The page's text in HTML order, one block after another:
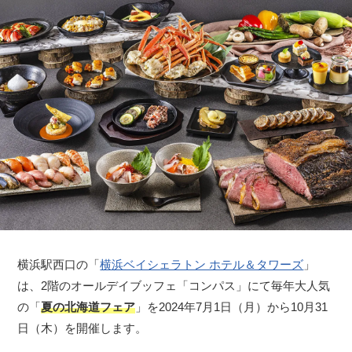
横浜駅西口の「横浜ベイシェラトン ホテル＆タワーズ 」
は、2階のオールデイブッフェ「コンパス」にて毎年大人気
の「夏の北海道フェア 」を2024年7月1日（月）から10月31
日（木）を開催します。